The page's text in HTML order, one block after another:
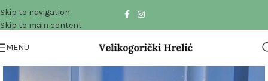
Skip to navigation
Skip to main content
MENU